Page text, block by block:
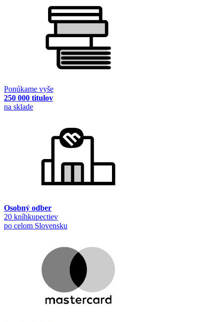
Ponúkame vyše
250 000 titulov
na sklade
Osobný odber
20 kníhkupectiev
po celom Slovensku